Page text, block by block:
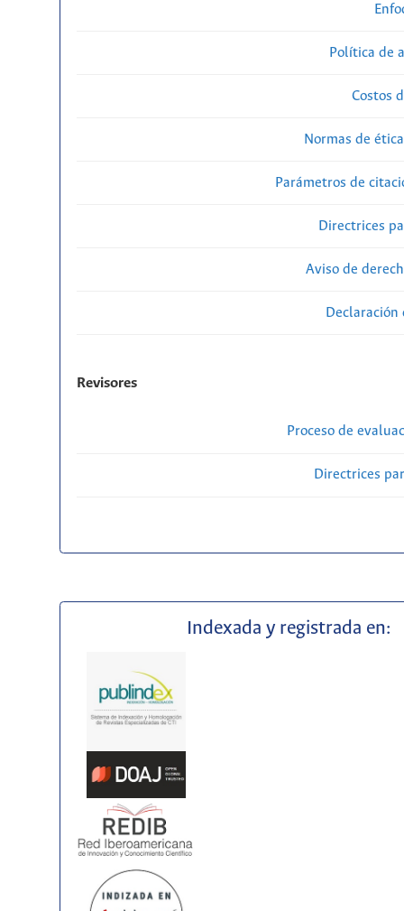
Política de
Costos
Normas de
Parámetros de
Directrices
Aviso de
Revisores
Proceso de
Directrices
Indexada y registrada en: